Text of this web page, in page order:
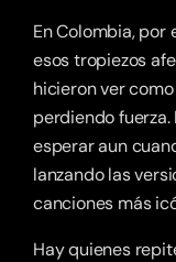
En Colombia, por
esos tropiezos
hicieron ver
perdiendo
esperar aun
lanzando las
canciones más
Hay quienes